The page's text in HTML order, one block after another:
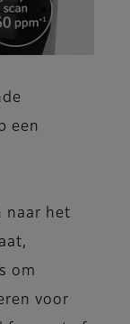
een
naar het
om
voor